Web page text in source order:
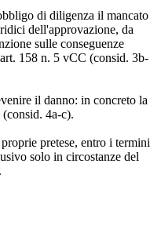
di diligenza il mancato
dell'approvazione, da
sulle conseguenze
158 n. 5 vCC (consid. 3b-
il danno: in concreto la
(consid. 4a-c).
pretese, entro i termini
solo in circostanze del